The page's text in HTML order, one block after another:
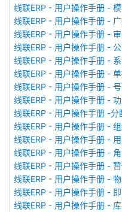
线联ERP - 用户操作手册 -
线联ERP - 用户操作手册 -
线联ERP - 用户操作手册 -
线联ERP - 用户操作手册 -
线联ERP - 用户操作手册 -
线联ERP - 用户操作手册 -
线联ERP - 用户操作手册 -
线联ERP - 用户操作手册 -
线联ERP - 用户操作手册 -分
线联ERP - 用户操作手册 -
线联ERP - 用户操作手册 -
线联ERP - 用户操作手册 -
线联ERP - 用户操作手册 -
线联ERP - 用户操作手册 -
线联ERP - 用户操作手册 -
线联ERP - 用户操作手册 -